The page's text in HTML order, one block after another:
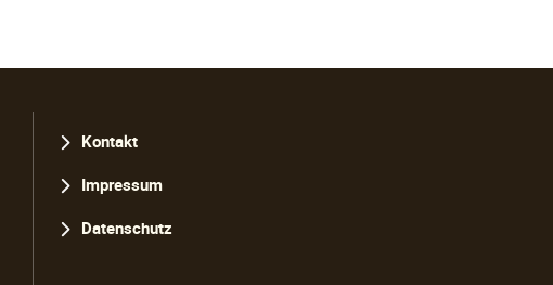
überspringen
Kontakt
Impressum
Datenschutz